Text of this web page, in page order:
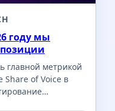
году мы
главной метрикой
Share of Voice в